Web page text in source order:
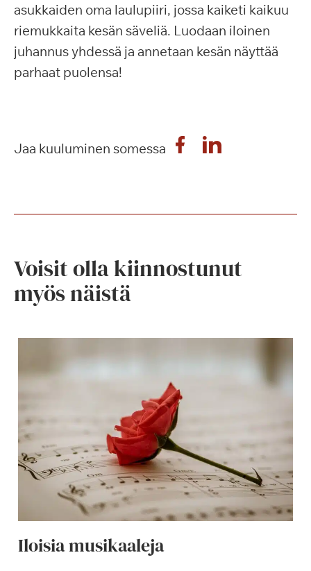
asukkaiden oma laulupiiri, jossa kaiketi kaikuu
riemukkaita kesän säveliä. Luodaan iloinen
juhannus yhdessä ja annetaan kesän näyttää
parhaat puolensa!
Jaa kuuluminen somessa
Voisit olla kiinnostunut
myös näistä
Iloisia musikaaleja